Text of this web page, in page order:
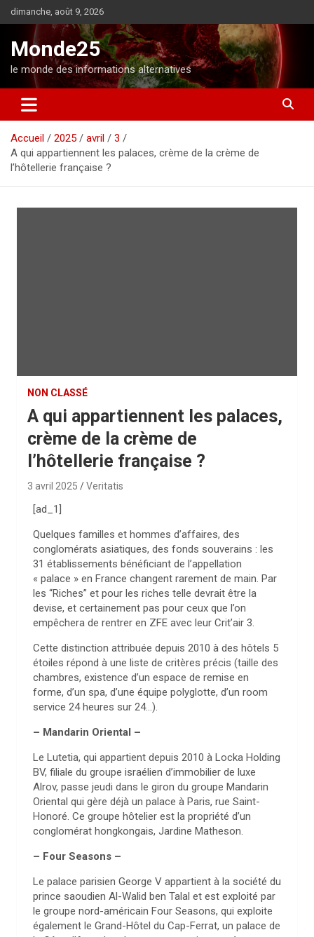
l
o
n
dimanche, août 9, 2026
Monde25
le monde des informations alternatives
Accueil 2025 avril
3
A qui appartiennent les palaces, crème de la crème de
l’hôtellerie française ?
NON CLASSÉ
A qui appartiennent les palaces,
crème de la crème de
l’hôtellerie française ?
3 avril 2025 Veritatis
[ad_1]
Quelques familles et hommes d’affaires, des
conglomérats asiatiques, des fonds souverains : les
31 établissements bénéficiant de l’appellation
« palace » en France changent rarement de main. Par
les “Riches” et pour les riches telle devrait être la
devise, et certainement pas pour ceux que l’on
empêchera de rentrer en ZFE avec leur Crit’air 3.
Cette distinction attribuée depuis 2010 à des hôtels 5
étoiles répond à une liste de critères précis (taille des
chambres, existence d’un espace de remise en
forme, d’un spa, d’une équipe polyglotte, d’un room
service 24 heures sur 24…).
– Mandarin Oriental –
Le Lutetia, qui appartient depuis 2010 à Locka Holding
BV, filiale du groupe israélien d’immobilier de luxe
Alrov, passe jeudi dans le giron du groupe Mandarin
Oriental qui gère déjà un palace à Paris, rue Saint-
Honoré. Ce groupe hôtelier est la propriété d’un
conglomérat hongkongais, Jardine Matheson.
– Four Seasons –
Le palace parisien George V appartient à la société du
prince saoudien Al-Walid ben Talal et est exploité par
le groupe nord-américain Four Seasons, qui exploite
également le Grand-Hôtel du Cap-Ferrat, un palace de